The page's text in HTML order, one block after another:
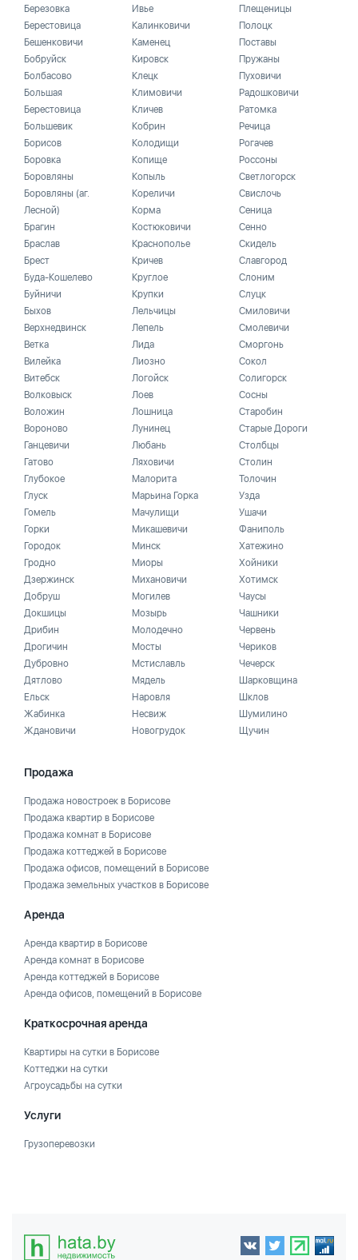
Березовка
Берестовица
Бешенковичи
Бобруйск
Болбасово
Большая
Берестовица
Большевик
Борисов
Боровка
Боровляны
Боровляны (аг.
Лесной)
Брагин
Браслав
Брест
Буда-Кошелево
Буйничи
Быхов
Верхнедвинск
Ветка
Вилейка
Витебск
Волковыск
Воложин
Вороново
Ганцевичи
Гатово
Глубокое
Глуск
Гомель
Горки
Городок
Гродно
Дзержинск
Добруш
Докшицы
Дрибин
Дрогичин
Дубровно
Дятлово
Ельск
Жабинка
Ждановичи
Ивье
Калинковичи
Каменец
Кировск
Клецк
Климовичи
Кличев
Кобрин
Колодищи
Копище
Копыль
Кореличи
Корма
Костюковичи
Краснополье
Кричев
Круглое
Крупки
Лельчицы
Лепель
Лида
Лиозно
Логойск
Лоев
Лошница
Лунинец
Любань
Ляховичи
Малорита
Марьина Горка
Мачулищи
Микашевичи
Минск
Миоры
Михановичи
Могилев
Мозырь
Молодечно
Мосты
Мстиславль
Мядель
Наровля
Несвиж
Новогрудок
Плещеницы
Полоцк
Поставы
Пружаны
Пуховичи
Радошковичи
Ратомка
Речица
Рогачев
Россоны
Светлогорск
Свислочь
Сеница
Сенно
Скидель
Славгород
Слоним
Слуцк
Смиловичи
Смолевичи
Сморгонь
Сокол
Солигорск
Сосны
Старобин
Старые Дороги
Столбцы
Столин
Толочин
Узда
Ушачи
Фаниполь
Хатежино
Хойники
Хотимск
Чаусы
Чашники
Червень
Чериков
Чечерск
Шарковщина
Шклов
Шумилино
Щучин
Продажа
Продажа новостроек в Борисове
Продажа квартир в Борисове
Продажа комнат в Борисове
Продажа коттеджей в Борисове
Продажа офисов, помещений в Борисове
Продажа земельных участков в Борисове
Аренда
Аренда квартир в Борисове
Аренда комнат в Борисове
Аренда коттеджей в Борисове
Аренда офисов, помещений в Борисове
Краткосрочная аренда
Квартиры на сутки в Борисове
Коттеджи на сутки
Агроусадьбы на сутки
Услуги
Грузоперевозки